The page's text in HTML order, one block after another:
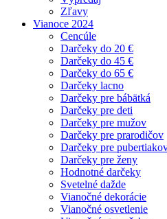
Zľavy
Vianoce 2024
Cencúle
Darčeky do 20 €
Darčeky do 45 €
Darčeky do 65 €
Darčeky lacno
Darčeky pre bábätká
Darčeky pre deti
Darčeky pre mužov
Darčeky pre prarodičov
Darčeky pre
Darčeky pre ženy
Hodnotné darčeky
Svetelné dažde
Vianočné dekorácie
Vianočné osvetlenie